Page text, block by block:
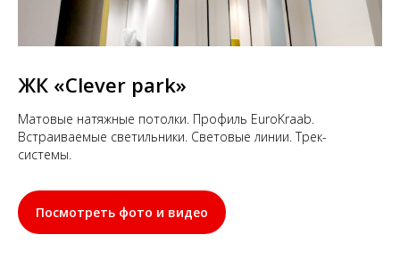
ЖК «Clever park»
Матовые натяжные потолки. Профиль EuroKraab.
Встраиваемые светильники. Световые линии. Трек-
системы.
Посмотреть фото и видео